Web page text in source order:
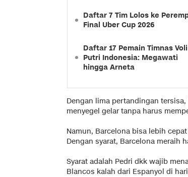
Daftar 7 Tim Lolos ke
Final Uber Cup 2026
Daftar 17 Pemain Timnas Voli
Putri Indonesia: Megawati
hingga Arneta
Dengan lima pertandingan
menyegel gelar tanpa harus
Namun, Barcelona bisa lebih
Dengan syarat, Barcelona meraih
Syarat adalah Pedri dkk wajib
Blancos kalah dari Espanyol di